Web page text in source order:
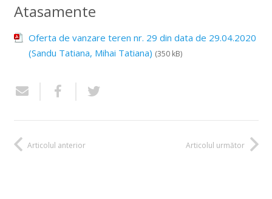
Atasamente
Oferta de vanzare teren nr. 29 din data de 29.04.2020
(Sandu Tatiana, Mihai Tatiana) (350 kB)
Articolul anterior Articolul următor